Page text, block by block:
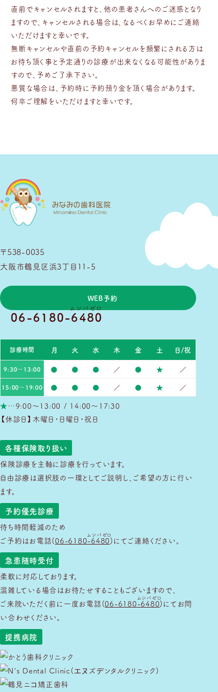
直前でキャンセルされますと、他の患者さんへのご迷惑となり
ますので、キャンセルされる場合は、なるべくお早めにご連絡
いただけますと幸いです。
無断キャンセルや直前の予約キャンセルを頻繁にされる方は
お待ち頂く事と予定通りの診療が出来なくなる可能性がありま
すので、予めご了承下さい。
悪質な場合は、予約時に予約預り金を頂く場合があります。
何卒ご理解をいただけますと幸いです。
〒538-0035
大阪市鶴見区浜3丁目11-5
WEB予約
06-6180-6480
ムシバゼロ
診療時間 月 火 水 木 金 土 日/祝
9:30～13:00 ● ● ● ／ ● ★ ／
15:00～19:00 ● ● ● ／ ● ★ ／
★…9:00～13:00 / 14:00～17:30
【休診日】木曜日・日曜日・祝日
各種保険取り扱い
保険診療を主軸に診療を行っています。
自由診療は選択肢の一環としてご説明し、ご希望の方に行い
ます。
予約優先診療
待ち時間軽減のため
ご予約はお電話(06-6180-6480
ムシバゼロ
)にてご連絡ください。
急患随時受付
柔軟に対応しております。
混雑している場合はお待たせすることもございますので、
ご来院いただく前に一度お電話(06-6180-6480
ムシバゼロ
)にてお問
い合わせください。
提携病院